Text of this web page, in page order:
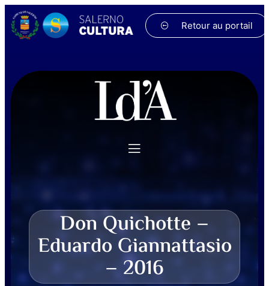
Retour au portail
Don Quichotte –
Eduardo Giannattasio
– 2016